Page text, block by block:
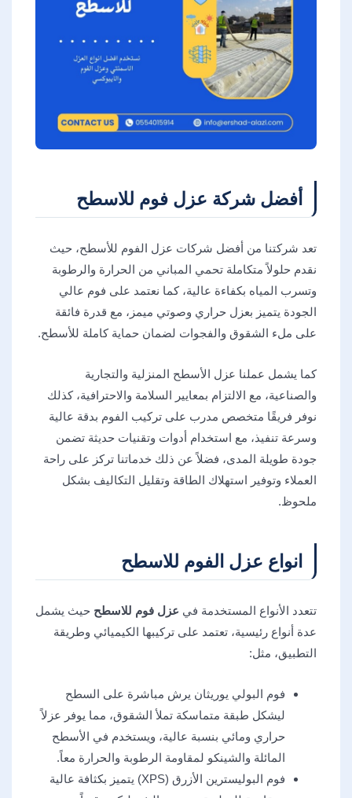
أفضل شركة عزل فوم للاسطح
تعد شركتنا من أفضل شركات عزل الفوم للأسطح، حيث
نقدم حلولاً متكاملة تحمي المباني من الحرارة والرطوبة
وتسرب المياه بكفاءة عالية، كما نعتمد على فوم عالي
الجودة يتميز بعزل حراري وصوتي ميمز، مع قدرة فائقة
على ملء الشقوق والفجوات لضمان حماية كاملة للأسطح.
كما يشمل عملنا عزل الأسطح المنزلية والتجارية
والصناعية، مع الالتزام بمعايير السلامة والاحترافية، كذلك
نوفر فريقًا متخصص مدرب على تركيب الفوم بدقة عالية
وسرعة تنفيذ، مع استخدام أدوات وتقنيات حديثة تضمن
جودة طويلة المدى، فضلاً عن ذلك خدماتنا تركز على راحة
العملاء وتوفير استهلاك الطاقة وتقليل التكاليف بشكل
ملحوظ.
انواع عزل الفوم للاسطح
تتعدد الأنواع المستخدمة في عزل فوم للاسطح حيث يشمل
عدة أنواع رئيسية، تعتمد على تركيبها الكيميائي وطريقة
التطبيق، مثل:
فوم البولي يوريثان يرش مباشرة على السطح
ليشكل طبقة متماسكة تملأ الشقوق، مما يوفر عزلاً
حراري ومائي بنسبة عالية، ويستخدم في الأسطح
المائلة والشينكو لمقاومة الرطوبة والحرارة معاً.
فوم البوليسترين الأزرق (XPS) يتميز بكثافة عالية